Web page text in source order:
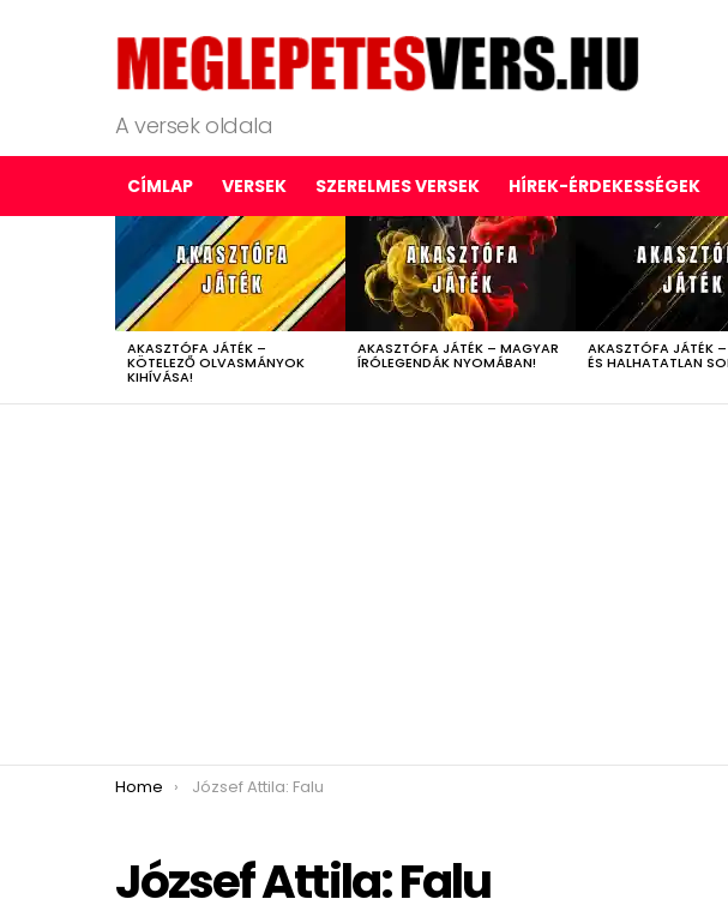
A versek oldala
CÍMLAP VERSEK SZERELMES VERSEK HÍREK-ÉRDEKESSÉGEK
LATEST
STORIES
AKASZTÓFA JÁTÉK –
KÖTELEZŐ OLVASMÁNYOK
KIHÍVÁSA!
AKASZTÓFA JÁTÉK – MAGYAR
ÍRÓLEGENDÁK NYOMÁBAN!
AKASZTÓFA JÁTÉK
ÉS HALHATATLAN
You are here:
Home József Attila: Falu
József Attila: Falu